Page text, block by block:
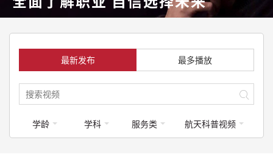
最新发布 最多播放
学龄 学科 服务类 航天科普视频